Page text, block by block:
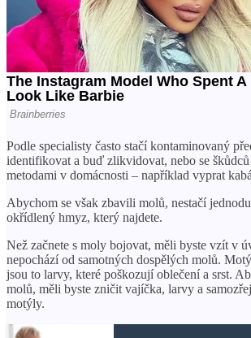
Podle specialisty často stačí kontaminovaný
identifikovat a buď zlikvidovat, nebo se
metodami v domácnosti – například vyprat
Abychom se však zbavili molů, nestačí
okřídlený hmyz, který najdete.
Než začnete s moly bojovat, měli byste vzít v
nepochází od samotných dospělých molů.
jsou to larvy, které poškozují oblečení a srst.
molů, měli byste zničit vajíčka, larvy a
motýly.